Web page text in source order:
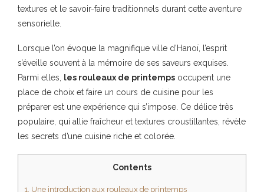
textures et le savoir-faire traditionnels durant cette aventure
sensorielle.
Lorsque l’on évoque la magnifique ville d’Hanoï, l’esprit
s’éveille souvent à la mémoire de ses saveurs exquises.
Parmi elles,
les rouleaux de printemps occupent une
place de choix et faire un cours de cuisine pour les
préparer est une expérience qui s’impose. Ce délice très
populaire, qui allie fraîcheur et textures croustillantes, révèle
les secrets d’une cuisine riche et colorée.
Contents
1. Une introduction aux rouleaux de printemps